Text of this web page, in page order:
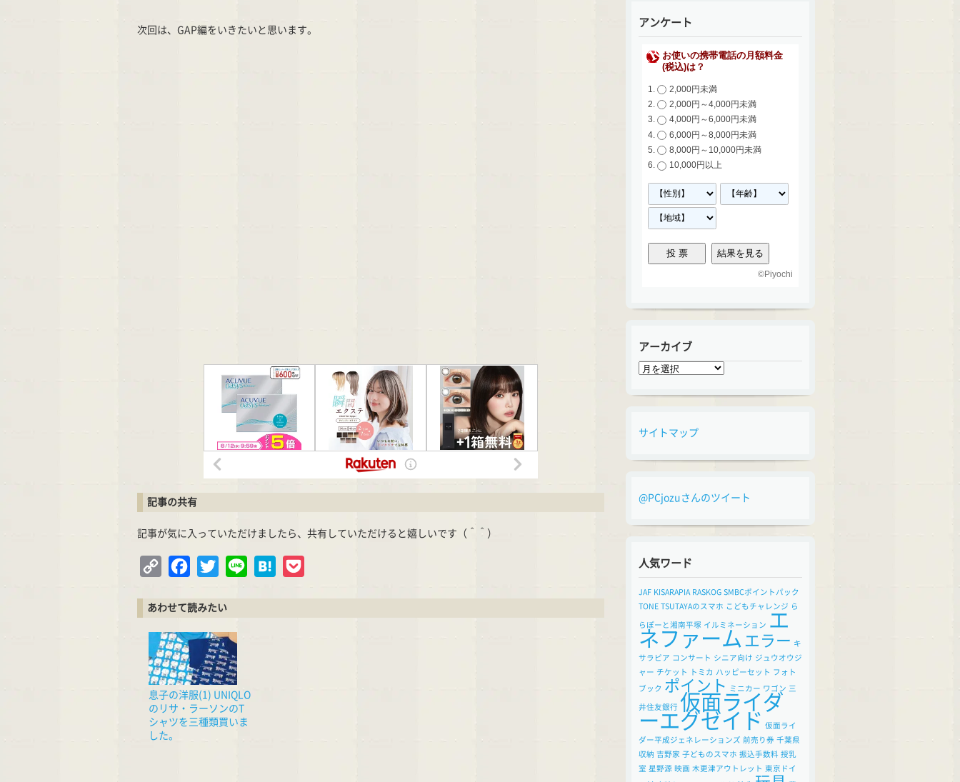
次回は、GAP編をいきたいと思います。
記事の共有
記事が気に入っていただけましたら、共有していただけると嬉しいです（＾＾）
Copy
Facebook
TwitterLine Hatena
あわせて読みたい
息子の洋服(1) UNIQLO
のリサ・ラーソンのT
シャツを三種類買いま
した。
アンケート
お使いの携帯電話の月額料金
(税込)は？
2,000円未満
2,000円～4,000円未満
4,000円～6,000円未満
6,000円～8,000円未満
8,000円～10,000円未満
10,000円以上
©Piyochi
アーカイブ
ア
カ
サイトマップ
@PCjozuさんのツイート
人気ワード
JAF KISARAPIA RASKOG SMBCポイントパック
TONE TSUTAYAのスマホ こどもチャレンジ ら
らぽーと湘南平塚 イルミネーション エ
ネファーム エラー キ
サラピア コンサート シニア向け ジュウオウジ
ャー チケット トミカ ハッピーセット フォト
ブック ポイント ミニカー ワゴン 三
井住友銀行 仮面ライダ
ーエグゼイド 仮面ライ
ダー平成ジェネレーションズ 前売り券 千葉県
収納 吉野家 子どものスマホ 振込手数料 授乳
室 星野源 映画 木更津アウトレット 東京ドイ